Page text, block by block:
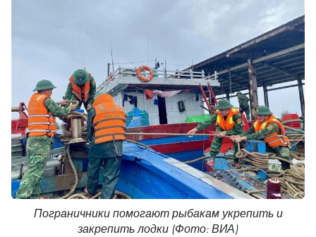
Пограничники помогают рыбакам укрепить и
закрепить лодки (Фото: ВИА)